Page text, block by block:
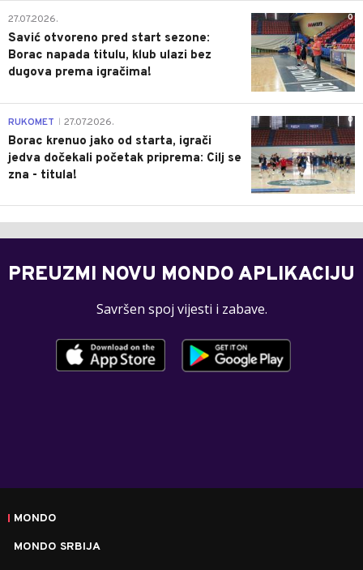
0
27.07.2026.
Savić otvoreno pred start sezone:
Borac napada titulu, klub ulazi bez
dugova prema igračima!
0
RUKOMET 27.07.2026.
Borac krenuo jako od starta, igrači
jedva dočekali početak priprema: Cilj se
zna - titula!
PREUZMI NOVU MONDO APLIKACIJU
Savršen spoj vijesti i zabave.
MONDO
MONDO SRBIJA